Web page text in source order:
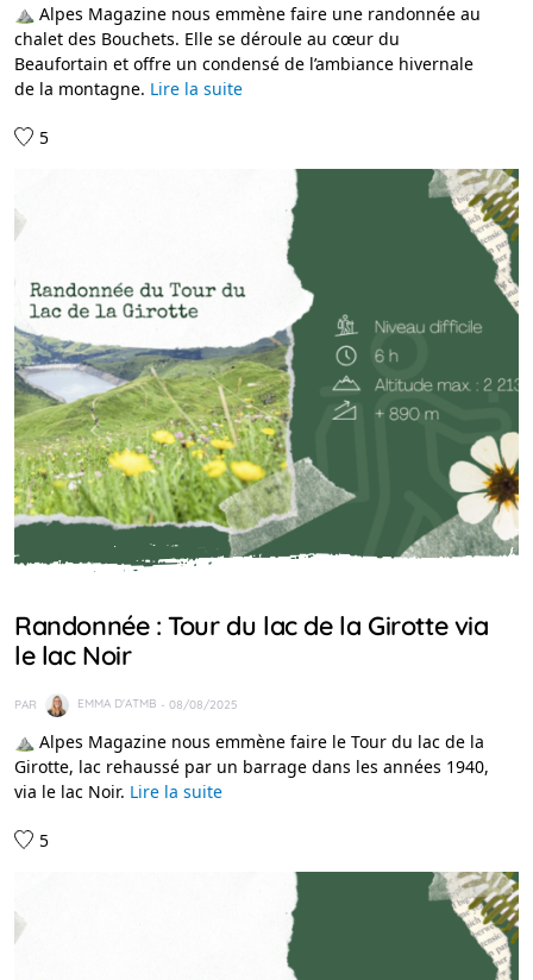
⛰️ Alpes Magazine nous emmène faire une randonnée au
chalet des Bouchets. Elle se déroule au cœur du
Beaufortain et offre un condensé de l’ambiance hivernale
de la montagne. Lire la suite
5
Randonnée : Tour du lac de la Girotte via
le lac Noir
PAR EMMA D'ATMB - 08/08/2025
⛰️ Alpes Magazine nous emmène faire le Tour du lac de la
Girotte, lac rehaussé par un barrage dans les années 1940,
via le lac Noir. Lire la suite
5